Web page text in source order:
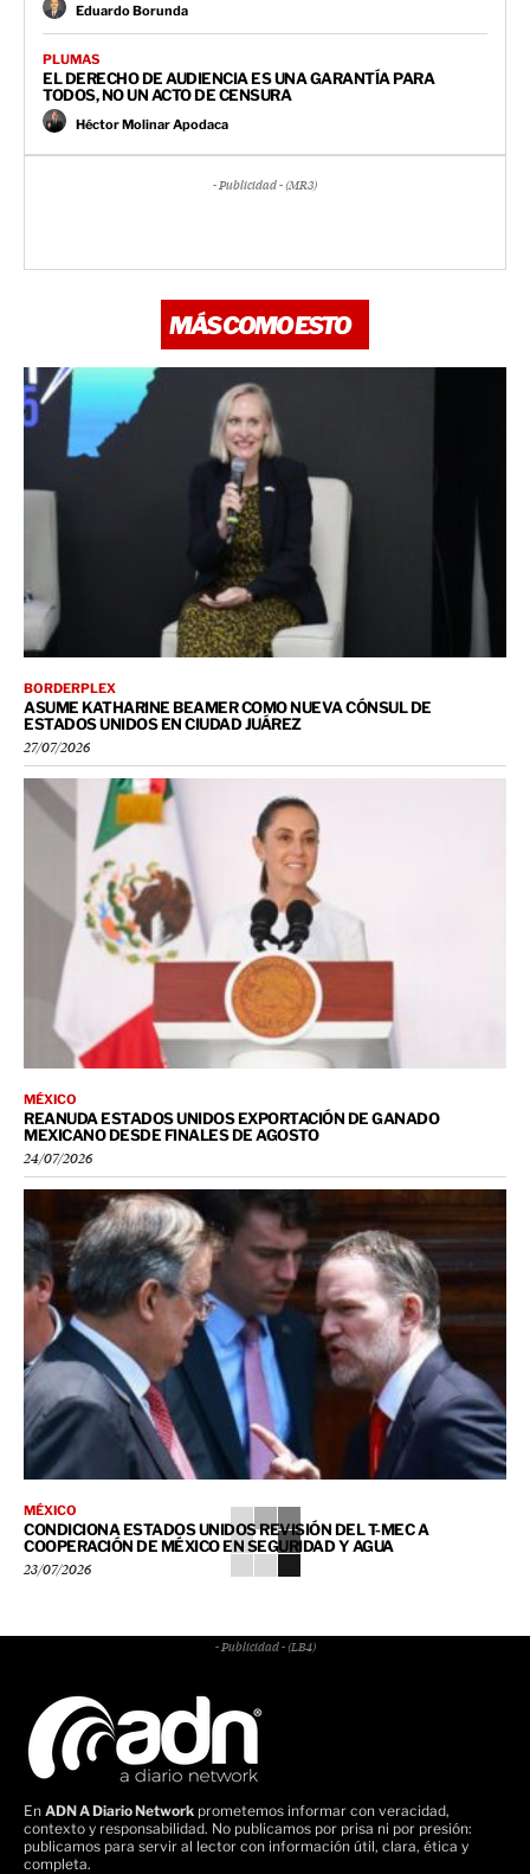
Eduardo Borunda
PLUMAS
EL DERECHO DE AUDIENCIA ES UNA GARANTÍA PARA
TODOS, NO UN ACTO DE CENSURA
Héctor Molinar Apodaca
- Publicidad - (MR3)
MÁS COMO ESTO
BORDERPLEX
ASUME KATHARINE BEAMER COMO NUEVA CÓNSUL DE
ESTADOS UNIDOS EN CIUDAD JUÁREZ
27/07/2026
MÉXICO
REANUDA ESTADOS UNIDOS EXPORTACIÓN DE GANADO
MEXICANO DESDE FINALES DE AGOSTO
24/07/2026
MÉXICO
CONDICIONA ESTADOS UNIDOS REVISIÓN DEL T-MEC A
COOPERACIÓN DE MÉXICO EN SEGURIDAD Y AGUA
23/07/2026
- Publicidad - (LB4)
En ADN A Diario Network prometemos informar con veracidad,
contexto y responsabilidad. No publicamos por prisa ni por presión:
publicamos para servir al lector con información útil, clara, ética y
completa.